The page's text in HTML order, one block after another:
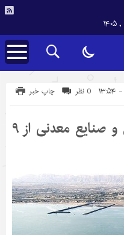
چاپ خبر 0 نظر
عبور صادرات بخش معدن و صنایع معدنی از ۹